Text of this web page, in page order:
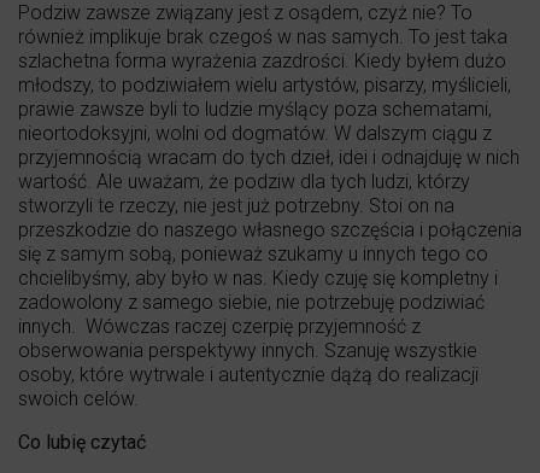
Podziw zawsze związany jest z osądem, czyż nie? To
również implikuje brak czegoś w nas samych. To jest taka
szlachetna forma wyrażenia zazdrości. Kiedy byłem dużo
młodszy, to podziwiałem wielu artystów, pisarzy, myślicieli,
prawie zawsze byli to ludzie myślący poza schematami,
nieortodoksyjni, wolni od dogmatów. W dalszym ciągu z
przyjemnością wracam do tych dzieł, idei i odnajduję w nich
wartość. Ale uważam, że podziw dla tych ludzi, którzy
stworzyli te rzeczy, nie jest już potrzebny. Stoi on na
przeszkodzie do naszego własnego szczęścia i połączenia
się z samym sobą, ponieważ szukamy u innych tego co
chcielibyśmy, aby było w nas. Kiedy czuję się kompletny i
zadowolony z samego siebie, nie potrzebuję podziwiać
innych. Wówczas raczej czerpię przyjemność z
obserwowania perspektywy innych. Szanuję wszystkie
osoby, które wytrwale i autentycznie dążą do realizacji
swoich celów.
Co lubię czytać